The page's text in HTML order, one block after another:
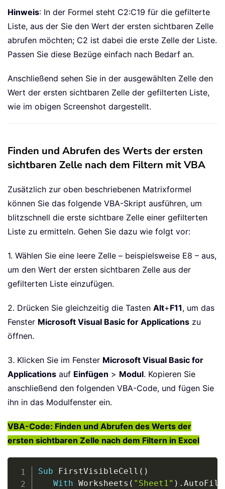
Hinweis: In der Formel steht C2:C19 für die gefilterte
Liste, aus der Sie den Wert der ersten sichtbaren Zelle
abrufen möchten; C2 ist dabei die erste Zelle der Liste.
Passen Sie diese Bezüge einfach nach Bedarf an.
Anschließend sehen Sie in der ausgewählten Zelle den
Wert der ersten sichtbaren Zelle der gefilterten Liste,
wie im obigen Screenshot dargestellt.
Finden und Abrufen des Werts der ersten
sichtbaren Zelle nach dem Filtern mit VBA
Zusätzlich zur oben beschriebenen Matrixformel
können Sie das folgende VBA-Skript ausführen, um
blitzschnell die erste sichtbare Zelle einer gefilterten
Liste zu ermitteln. Gehen Sie dazu wie folgt vor:
1. Wählen Sie eine leere Zelle – beispielsweise E8 – aus,
um den Wert der ersten sichtbaren Zelle aus der
gefilterten Liste einzufügen.
2. Drücken Sie gleichzeitig die Tasten Alt+F11, um das
Fenster Microsoft Visual Basic for Applications zu
öffnen.
3. Klicken Sie im Fenster Microsoft Visual Basic for
Applications auf Einfügen > Modul. Kopieren Sie
anschließend den folgenden VBA-Code, und fügen Sie
ihn in das Modulfenster ein.
VBA-Code: Finden und Abrufen des Werts der
ersten sichtbaren Zelle nach dem Filtern in Excel
Sub FirstVisibleCell ( )
With Worksheets ( "Sheet1" ) .